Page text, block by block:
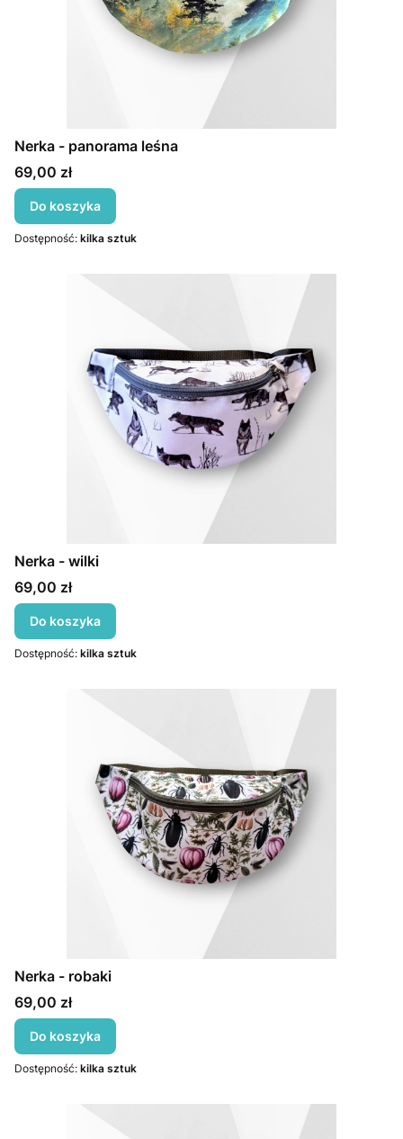
Nerka - panorama leśna
Cena
69,00 zł
Do koszyka
Dostępność: kilka sztuk
Nerka - wilki
Cena
69,00 zł
Do koszyka
Dostępność: kilka sztuk
Nerka - robaki
Cena
69,00 zł
Do koszyka
Dostępność: kilka sztuk